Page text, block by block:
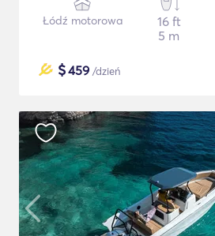
Łódź motorowa
16 ft
5 m
$459 /dzień